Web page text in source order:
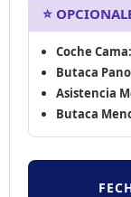
⭐
Coche Cama:
Butaca
Asistencia
Butaca